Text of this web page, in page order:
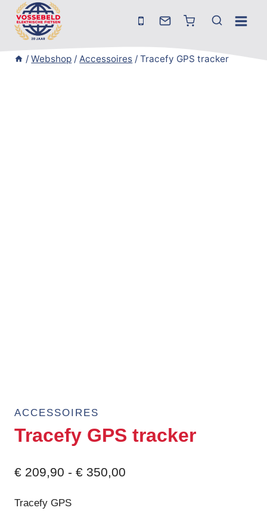
Doorgaan
naar
inhoud
/ Webshop / Accessoires / Tracefy GPS tracker
ACCESSOIRES
Tracefy GPS tracker
€ 209,90 - € 350,00
Tracefy GPS